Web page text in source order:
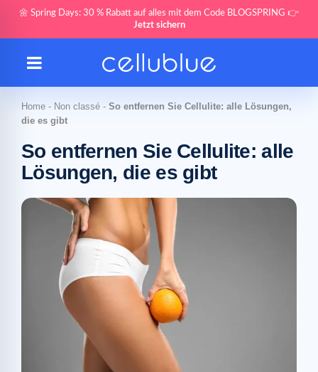
🌼 Spring Days: 30 % Rabatt auf alles mit dem Code BLOGSPRING 👉
Jetzt sichern
Home - Non classé - So entfernen Sie Cellulite: alle Lösungen,
die es gibt
So entfernen Sie Cellulite: alle
Lösungen, die es gibt